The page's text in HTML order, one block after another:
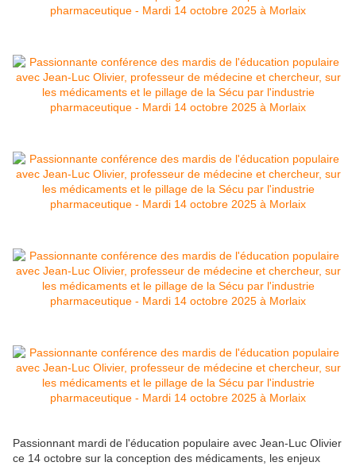
Passionnant mardi de l'éducation populaire avec Jean-Luc Olivier
ce 14 octobre sur la conception des médicaments, les enjeux